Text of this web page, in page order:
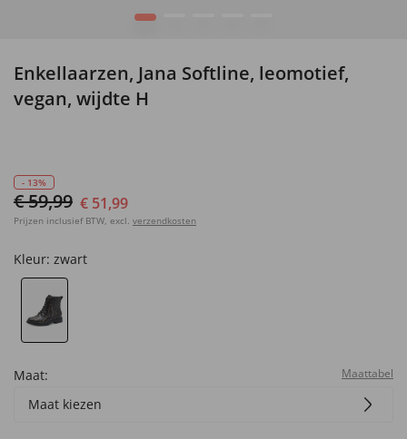
1
Enkellaarzen, Jana Softline, leomotief,
vegan, wijdte H
- 13%
€ 59,99 € 51,99
Prijzen inclusief BTW, excl. verzendkosten
Kleur: zwart
Maat: Maattabel
Maat kiezen